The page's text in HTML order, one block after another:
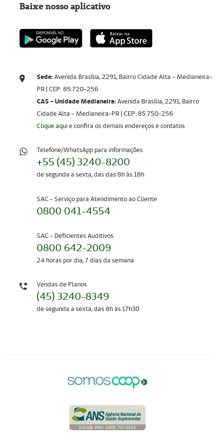
Sede:Avenida Brasília, 2291, Bairro Cidade Alta - Medianeira-
PR | CEP: 85.720-256​​​​​​​
CAS - Unidade Medianeira:Avenida Brasília, 2291, Bairro
Cidade Alta - Medianeira-PR | CEP: 85.750-256
Clique aquie confira os demais endereços e contatos
Telefone/WhatsApp para informações
+55 (45) 3240-8200
de segunda a sexta, das das 8h às 18h
SAC - Serviço para Atendimento ao Cliente
0800 041-4554
SAC - Deficientes Auditivos
0800 642-2009
24 horas por dia, 7 dias da semana
Vendas de Planos
(45) 3240-8349
de segunda a sexta, das 8h às 17h30
Baixe nosso aplicativo